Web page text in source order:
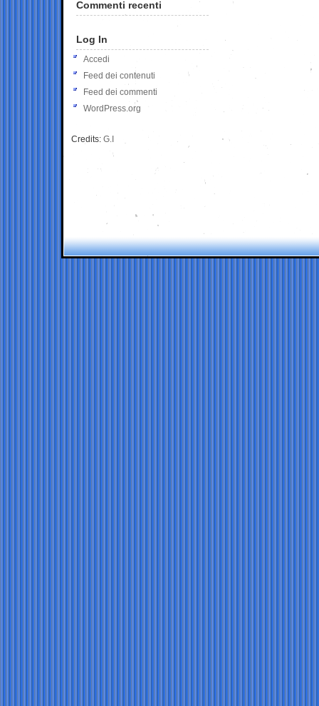
Commenti recenti
Log In
Accedi
Feed dei contenuti
Feed dei commenti
WordPress.org
Credits: G.I